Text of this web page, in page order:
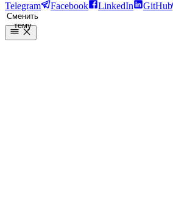
Telegram Facebook LinkedIn GitHub
Сменить
тему